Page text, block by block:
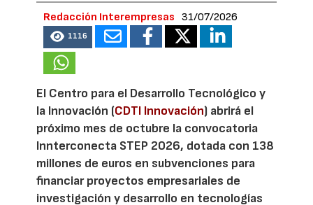
Redacción Interempresas 31/07/2026
1116
El Centro para el Desarrollo Tecnológico y
la Innovación (CDTI Innovación) abrirá el
próximo mes de octubre la convocatoria
Innterconecta STEP 2026, dotada con 138
millones de euros en subvenciones para
financiar proyectos empresariales de
investigación y desarrollo en tecnologías